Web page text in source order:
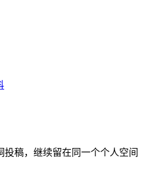
稿，继续留在同一个个人空间